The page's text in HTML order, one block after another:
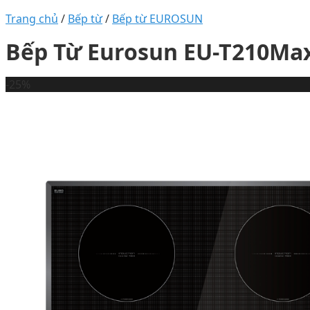
Trang chủ / Bếp từ/ Bếp từ EUROSUN
Bếp Từ Eurosun EU-